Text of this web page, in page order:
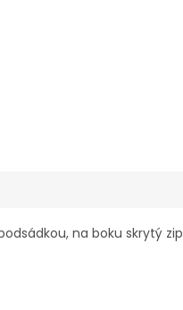
na boku skrytý zip